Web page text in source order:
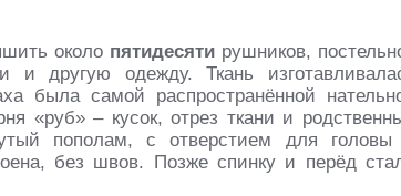
около пятидесятирушников,
и другую одежду. Ткань
была самой распространённой
«руб» – кусок, отрез ткани и
пополам, с отверстием для
без швов. Позже спинку и перёд